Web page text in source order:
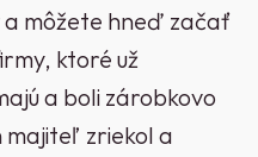
môžete hneď začať
ktoré už
a boli zárobkovo
majiteľ zriekol a